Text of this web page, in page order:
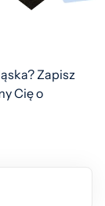
Zapisz
Cię o